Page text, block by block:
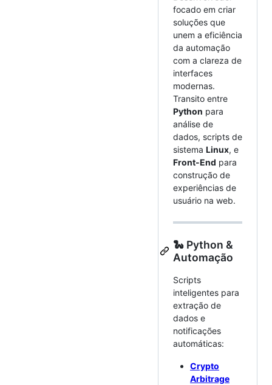
focado em criar
soluções que
unem a eficiência
da automação
com a clareza de
interfaces
modernas.
Transito entre
Python para
análise de
dados, scripts de
sistema Linux, e
Front-End para
construção de
experiências de
usuário na web.
🐍 Python &
Automação
Scripts
inteligentes para
extração de
dados e
notificações
automáticas:
Crypto
Arbitrage